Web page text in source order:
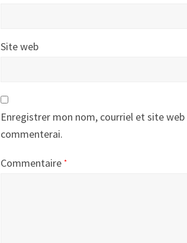
Site web
Enregistrer mon nom, courriel et site
commenterai.
Commentaire *